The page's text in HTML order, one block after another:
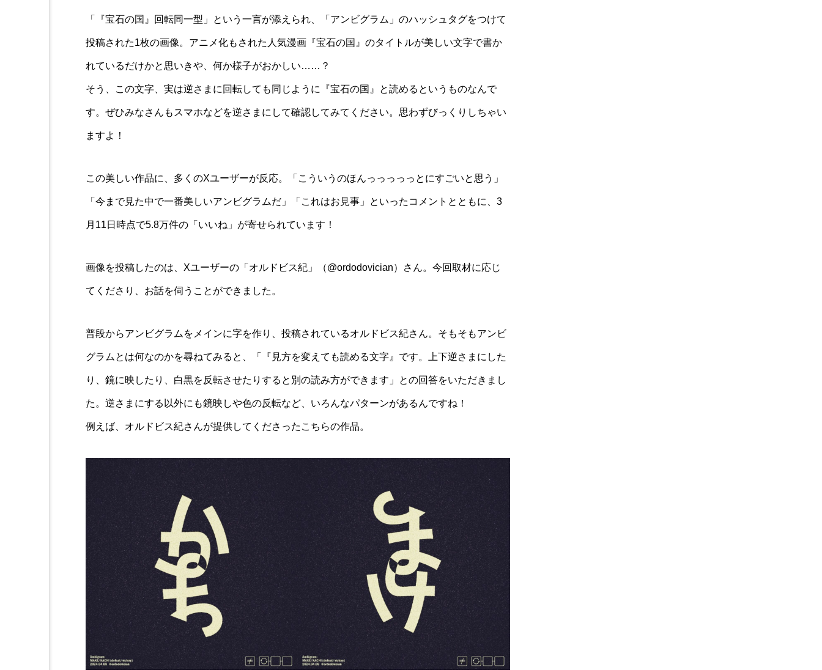
「『宝石の国』回転同一型」という一言が添えられ、「アンビグラム」のハッシュタグをつけて
投稿された1枚の画像。アニメ化もされた人気漫画『宝石の国』のタイトルが美しい文字で書か
れているだけかと思いきや、何か様子がおかしい……？
そう、この文字、実は逆さまに回転しても同じように『宝石の国』と読めるというものなんで
す。ぜひみなさんもスマホなどを逆さまにして確認してみてください。思わずびっくりしちゃい
ますよ！
この美しい作品に、多くのXユーザーが反応。「こういうのほんっっっっっとにすごいと思う」
「今まで見た中で一番美しいアンビグラムだ」「これはお見事」といったコメントとともに、3
月11日時点で5.8万件の「いいね」が寄せられています！
画像を投稿したのは、Xユーザーの「オルドビス紀」（@ordodovician）さん。今回取材に応じ
てくださり、お話を伺うことができました。
普段からアンビグラムをメインに字を作り、投稿されているオルドビス紀さん。そもそもアンビ
グラムとは何なのかを尋ねてみると、「『見方を変えても読める文字』です。上下逆さまにした
り、鏡に映したり、白黒を反転させたりすると別の読み方ができます」との回答をいただきまし
た。逆さまにする以外にも鏡映しや色の反転など、いろんなパターンがあるんですね！
例えば、オルドビス紀さんが提供してくださったこちらの作品。